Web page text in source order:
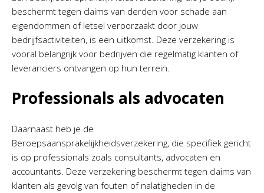
beschermt tegen claims van derden voor schade aan
eigendommen of letsel veroorzaakt door jouw
bedrijfsactiviteiten, is een uitkomst. Deze verzekering is
vooral belangrijk voor bedrijven die regelmatig klanten of
leveranciers ontvangen op hun terrein.
Professionals als advocaten
Daarnaast heb je de
Beroepsaansprakelijkheidsverzekering, die specifiek gericht
is op professionals zoals consultants, advocaten en
accountants. Deze verzekering beschermt tegen claims van
klanten als gevolg van fouten of nalatigheden in de